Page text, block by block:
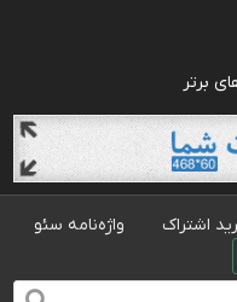
برتر
اشتراک
واژه‌نامه سئو